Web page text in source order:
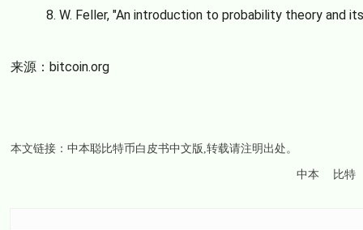
W. Feller, "An introduction to probability theory and
来源：bitcoin.org
本文链接： 中本聪比特币白皮书中文版 ,转载请注明出处。
中本 比特